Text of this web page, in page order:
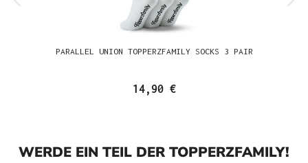
PARALLEL UNION TOPPERZFAMILY SOCKS 3 PAIR
14,90 €
WERDE EIN TEIL DER TOPPERZFAMILY!